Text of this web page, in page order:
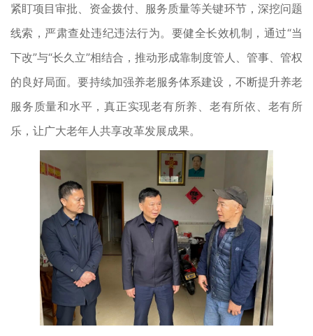
紧盯项目审批、资金拨付、服务质量等关键环节，深挖问题
线索，严肃查处违纪违法行为。要健全长效机制，通过“当
下改”与“长久立”相结合，推动形成靠制度管人、管事、管权
的良好局面。要持续加强养老服务体系建设，不断提升养老
服务质量和水平，真正实现老有所养、老有所依、老有所
乐，让广大老年人共享改革发展成果。